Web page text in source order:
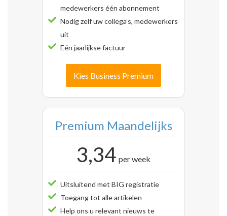
medewerkers één abonnement
Nodig zelf uw collega’s, medewerkers
uit
Eén jaarlijkse factuur
Kies Business Premium
Premium Maandelijks
3,34 per week
Uitsluitend met BIG registratie
Toegang tot alle artikelen
Help ons u relevant nieuws te